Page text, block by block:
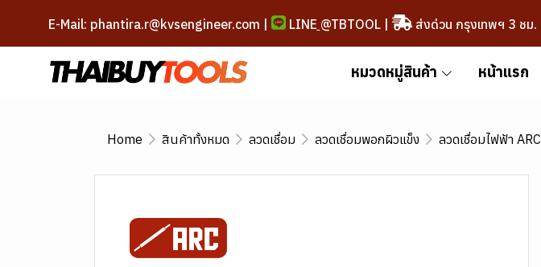
E-Mail: phantira.r@kvsengineer.com | LINE @TBTOOL| ส่งด่วน กรุงเทพฯ 3 ชม.
หมวดหมู่สินค้า หน้าแรก
Home สินค้าทั้งหมด ลวดเชื่อม ลวดเชื่อมพอกผิวแข็ง ลวดเชื่อมไฟฟ้า ARC